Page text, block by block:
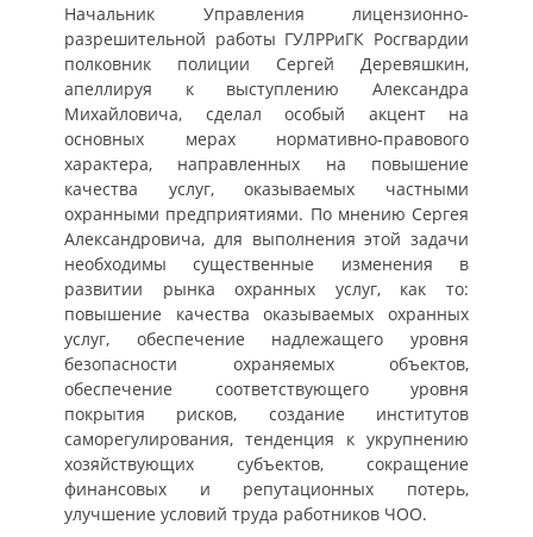
Начальник Управления лицензионно-
разрешительной работы ГУЛРРиГК Росгвардии
полковник полиции Сергей Деревяшкин,
апеллируя к выступлению Александра
Михайловича, сделал особый акцент на
основных мерах нормативно-правового
характера, направленных на повышение
качества услуг, оказываемых частными
охранными предприятиями. По мнению Сергея
Александровича, для выполнения этой задачи
необходимы существенные изменения в
развитии рынка охранных услуг, как то:
повышение качества оказываемых охранных
услуг, обеспечение надлежащего уровня
безопасности охраняемых объектов,
обеспечение соответствующего уровня
покрытия рисков, создание институтов
саморегулирования, тенденция к укрупнению
хозяйствующих субъектов, сокращение
финансовых и репутационных потерь,
улучшение условий труда работников ЧОО.